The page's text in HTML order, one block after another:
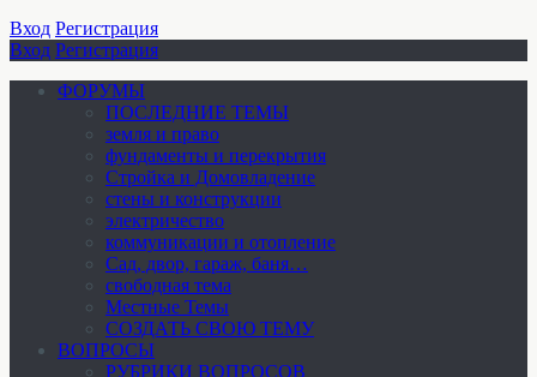
Вход Регистрация
Вход Регистрация
ФОРУМЫ
ПОСЛЕДНИЕ ТЕМЫ
земля и право
фундаменты и перекрытия
Стройка и Домовладение
стены и конструкции
электричество
коммуникации и отопление
Cад, двор, гараж, баня…
свободная тема
Местные Темы
СОЗДАТЬ СВОЮ ТЕМУ
ВОПРОСЫ
РУБРИКИ ВОПРОСОВ